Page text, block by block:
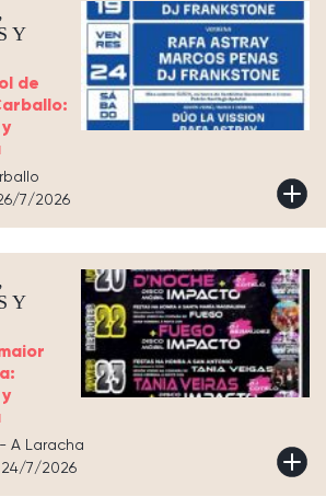
Y
de
7/2026
Y
A Laracha
7/2026